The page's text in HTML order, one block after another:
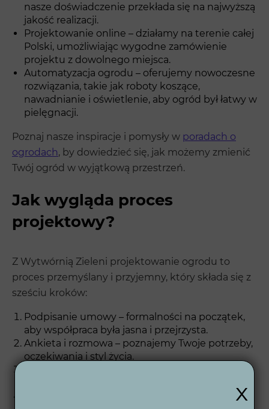
nasze doświadczenie przekłada się na najwyższą
jakość realizacji.
Projektowanie online – działamy na terenie całej
Polski, umożliwiając wygodne zamówienie
projektu z dowolnego miejsca.
Automatyzacja ogrodu – oferujemy nowoczesne
rozwiązania, takie jak roboty koszące,
nawadnianie i oświetlenie, aby ogród był łatwy w
pielęgnacji.
Poznaj nasze inspiracje i pomysły w poradach o
ogrodach, by dowiedzieć się, jak możemy zmienić
Twój ogród w wyjątkową przestrzeń.
Jak wygląda proces
projektowy?
Z Wytwórnią Zieleni projektowanie ogrodu to
proces przemyślany i przyjemny, który składa się z
sześciu kroków:
Podpisanie umowy – formalności na początek,
aby współpraca była jasna i przejrzysta.
Ankieta i rozmowa – poznajemy Twoje potrzeby,
oczekiwania i styl życia.
Wizualizacje 3D – zobaczysz realistyczny obrazx